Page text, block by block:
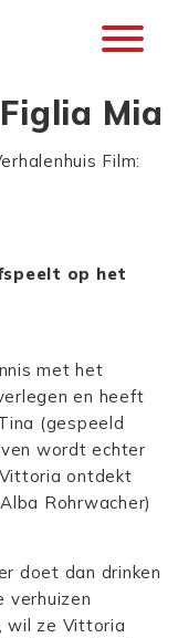
Mia
Film:
op het
met het
en heeft
(gespeeld
wordt echter
ontdekt
Rohrwacher)
doet dan drinken
verhuizen
wil ze Vittoria